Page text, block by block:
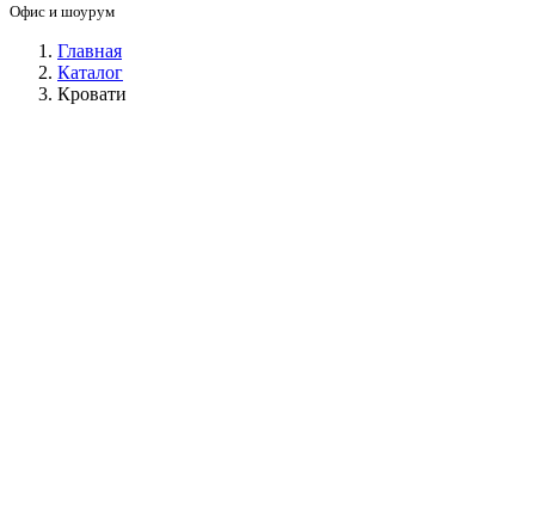
Офис и шоурум
Главная
Каталог
Кровати